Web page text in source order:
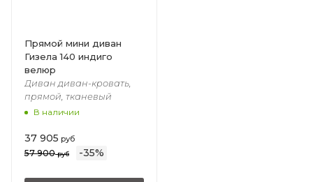
Прямой мини диван
Гизела 140 индиго
велюр
Диван диван-кровать,
прямой, тканевый
В наличии
37 905 руб
57 900руб -35%